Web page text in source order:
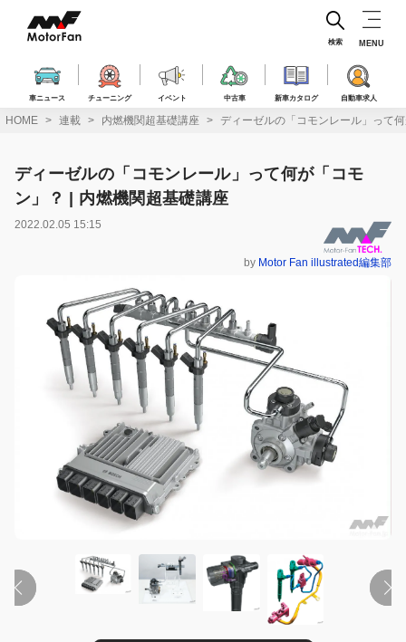
ス
車ニュース チューニング イベント 中古車 新車カタログ 自動車求人
検索 MENU
HOME 連載 内燃機関超基礎講座 ディーゼルの「コモンレール」って
ディーゼルの「コモンレール」って何が「コモ
ン」？ | 内燃機関超基礎講座
2022.02.05 15:15
by Motor Fan illustrated編集部